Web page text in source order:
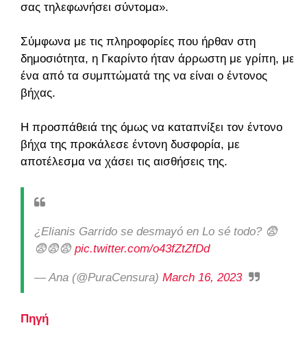
σας τηλεφωνήσει σύντομα».
Σύμφωνα με τις πληροφορίες που ήρθαν στη
δημοσιότητα, η Γκαρίντο ήταν άρρωστη με γρίπη, με
ένα από τα συμπτώματά της να είναι ο έντονος
βήχας.
Η προσπάθειά της όμως να καταπνίξει τον έντονο
βήχα της προκάλεσε έντονη δυσφορία, με
αποτέλεσμα να χάσει τις αισθήσεις της.
¿Elianis Garrido se desmayó en Lo sé todo? 😨
😨😨😨 pic.twitter.com/o43fZtZfDd
— Ana (@PuraCensura) March 16, 2023
Πηγή